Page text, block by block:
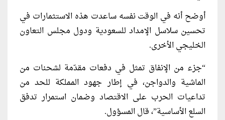
أوضح أنه في الوقت نفسه ساعدت هذه الاستثمارات في
تحسين سلاسل الإمداد للسعودية ودول مجلس التعاون
الخليجي الأخرى.
“جزء من الإنفاق تمثل في دفعات مقدّمة لشحنات من
الماشية والدواجن، في إطار جهود المملكة للحد من
تداعيات الحرب على الاقتصاد وضمان استمرار تدفق
السلع الأساسية”، قال المسؤول.